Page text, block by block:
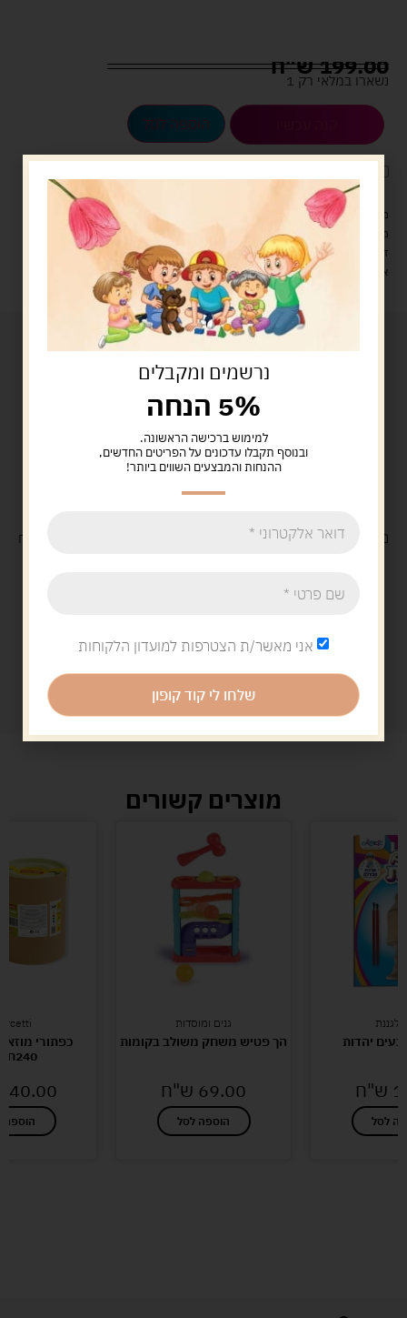
199.00ש"ח
נשארו במלאי רק 1
הוספה לסל
מעל 329 ש"ח, משלוח עם שליח עד הבית חינם! – 0 ₪
משלוח עם שליח עד הבית: 29 ש"ח
זמן אספקה: עד 4 ימי עסקים.
איסוף עצמי: מ"ביתר טויס" רחוב בניין דוד 18, ביתר עילית.
משלוח חינםבקנייה מעל 329 ש"ח
מוצרים קשורים
לגננת
יהדות
ש"ח
לסל
גנים ומוסדות
הך פטיש משחק משולב בקומות
69.00 ש"ח
הוספה לסל
כפתורי
240חלקים
הוספה
נרשמים ומקבלים
5% הנחה
למימוש ברכישה הראשונה.
ובנוסף תקבלו עדכונים על הפריטים החדשים,
ההנחות והמבצעים השווים ביותר!
אני מאשר/ת הצטרפות למועדון הלקוחות
שלחו לי קוד קופון